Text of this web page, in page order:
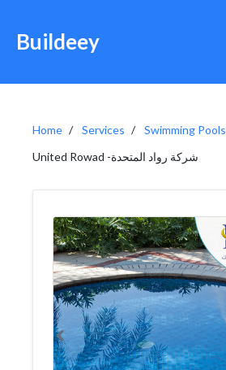
Buildeey
Home Services
Swimming Pools
United Rowad -شركة رواد المتحدة